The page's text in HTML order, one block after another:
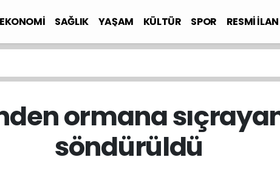
EKONOMİ SAĞLIK YAŞAM KÜLTÜR SPOR RESMİ İLAN
ormana
söndürüldü